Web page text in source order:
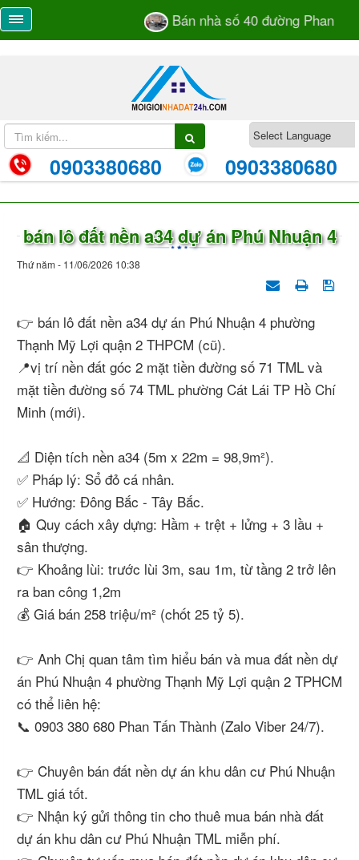
Bán nhà số 40 đường Phan Bá
0903380680 0903380680
bán lô đất nền a34 dự án Phú Nhuận 4
Thứ năm - 11/06/2026 10:38
👉 bán lô đất nền a34 dự án Phú Nhuận 4 phường
Thạnh Mỹ Lợi quận 2 THPCM (cũ).
📍vị trí nền đất góc 2 mặt tiền đường số 71 TML và
mặt tiền đường số 74 TML phường Cát Lái TP Hồ Chí
Minh (mới).
📐 Diện tích nền a34 (5m x 22m = 98,9m²).
✅ Pháp lý: Sổ đỏ cá nhân.
✅ Hướng: Đông Bắc - Tây Bắc.
🏠 Quy cách xây dựng: Hầm + trệt + lửng + 3 lầu +
sân thượng.
👉 Khoảng lùi: trước lùi 3m, sau 1m, từ tầng 2 trở lên
ra ban công 1,2m
💰 Giá bán 258 triệu/m² (chốt 25 tỷ 5).
👉 Anh Chị quan tâm tìm hiểu bán và mua đất nền dự
án Phú Nhuận 4 phường Thạnh Mỹ Lợi quận 2 TPHCM
có thể liên hệ:
📞 0903 380 680 Phan Tấn Thành (Zalo Viber 24/7).
👉 Chuyên bán đất nền dự án khu dân cư Phú Nhuận
TML giá tốt.
👉 Nhận ký gửi thông tin cho thuê mua bán nhà đất
dự án khu dân cư Phú Nhuận TML miễn phí.